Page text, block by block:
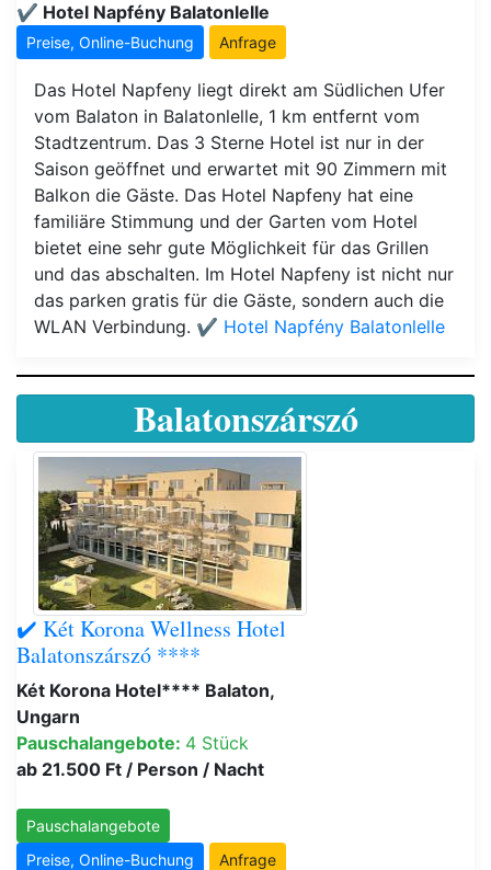
✔️ Hotel Napfény Balatonlelle
Preise, Online-Buchung Anfrage
Das Hotel Napfeny liegt direkt am Südlichen Ufer
vom Balaton in Balatonlelle, 1 km entfernt vom
Stadtzentrum. Das 3 Sterne Hotel ist nur in der
Saison geöffnet und erwartet mit 90 Zimmern mit
Balkon die Gäste. Das Hotel Napfeny hat eine
familiäre Stimmung und der Garten vom Hotel
bietet eine sehr gute Möglichkeit für das Grillen
und das abschalten. Im Hotel Napfeny ist nicht nur
das parken gratis für die Gäste, sondern auch die
WLAN Verbindung. ✔️ Hotel Napfény Balatonlelle
Balatonszárszó
✔️ Két Korona Wellness Hotel
Balatonszárszó ****
Két Korona Hotel**** Balaton,
Ungarn
Pauschalangebote: 4 Stück
ab 21.500 Ft / Person / Nacht
Pauschalangebote
Preise, Online-Buchung
Anfrage